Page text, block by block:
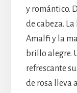
y romántico.
de cabeza.
Amalfi y la
brillo alegre.
refrescante
de rosa lleva